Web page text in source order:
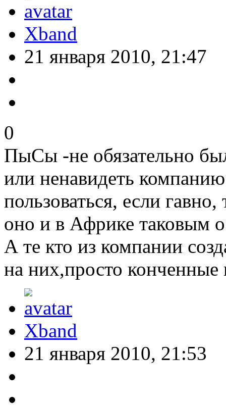
Xband
21 января 2010, 21:47
0
ПыСы -не обязательно
или ненавидеть
пользоваться, если гавно,
оно и в Африке таковым
А те кто из компании
на них,просто конченные
Xband
21 января 2010, 21:53